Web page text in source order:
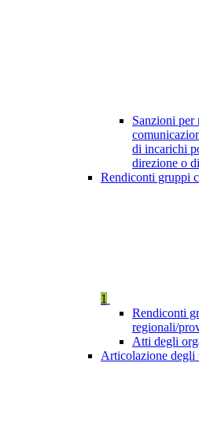
Sanzioni per
di incarichi
direzione o
Rendiconti gruppi
1
Rendiconti
regionali/
Atti degli
Articolazione degli